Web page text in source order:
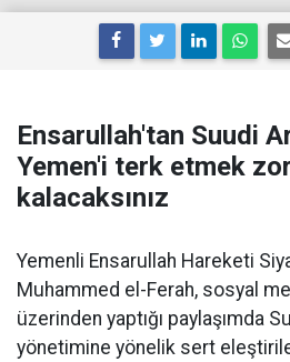
Ensarullah'tan Suudi
Yemen'i terk etmek
kalacaksınız
Yemenli Ensarullah Hareketi
Muhammed el-Ferah, sosyal
üzerinden yaptığı paylaşımda
yönetimine yönelik sert